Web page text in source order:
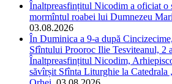
Înaltpreasfințitul Nicodim a oficiat o
mormîntul roabei lui Dumnezeu
03.08.2026
În Duminica a 9-a după
Sfîntului Prooroc Ilie Tesviteanul, 2
Înaltpreasfințitul Nicodim,
săvîrșit Sfînta Liturghie la Catedrala